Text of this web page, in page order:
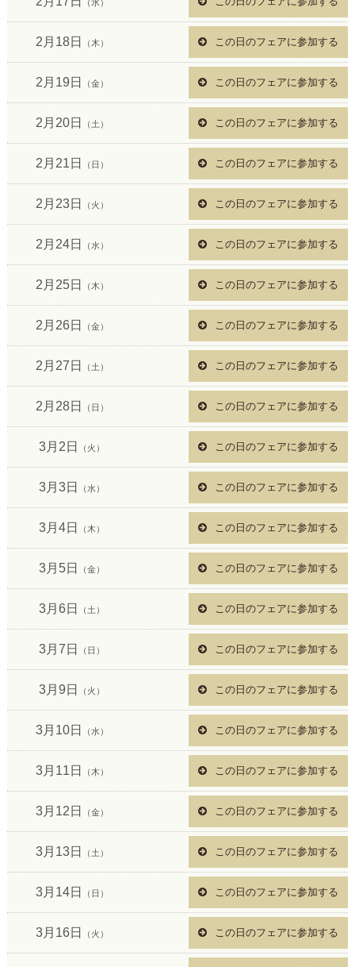
（水）
2月18日 （木） この日のフェアに参加する
2月19日 （金） この日のフェアに参加する
2月20日 （土） この日のフェアに参加する
2月21日 （日） この日のフェアに参加する
2月23日 （火） この日のフェアに参加する
2月24日 （水） この日のフェアに参加する
2月25日 （木） この日のフェアに参加する
2月26日 （金） この日のフェアに参加する
2月27日 （土） この日のフェアに参加する
2月28日 （日） この日のフェアに参加する
3月2日 （火） この日のフェアに参加する
3月3日 （水） この日のフェアに参加する
3月4日 （木） この日のフェアに参加する
3月5日 （金） この日のフェアに参加する
3月6日 （土） この日のフェアに参加する
3月7日 （日） この日のフェアに参加する
3月9日 （火） この日のフェアに参加する
3月10日 （水） この日のフェアに参加する
3月11日 （木） この日のフェアに参加する
3月12日 （金） この日のフェアに参加する
3月13日 （土） この日のフェアに参加する
3月14日 （日） この日のフェアに参加する
3月16日 （火） この日のフェアに参加する